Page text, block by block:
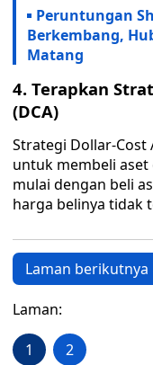
Peruntungan
Berkembang,
Matang
4. Terapkan
(DCA)
Strategi Dollar-
untuk membeli aset
mulai dengan beli
harga belinya tidak
Laman berikutnya
Laman:
1 2